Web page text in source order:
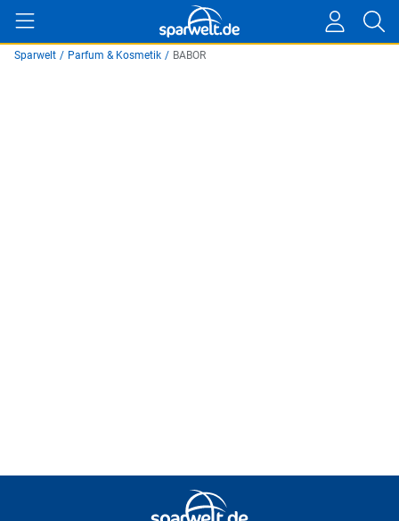
Sparwelt / Parfum & Kosmetik / BABOR